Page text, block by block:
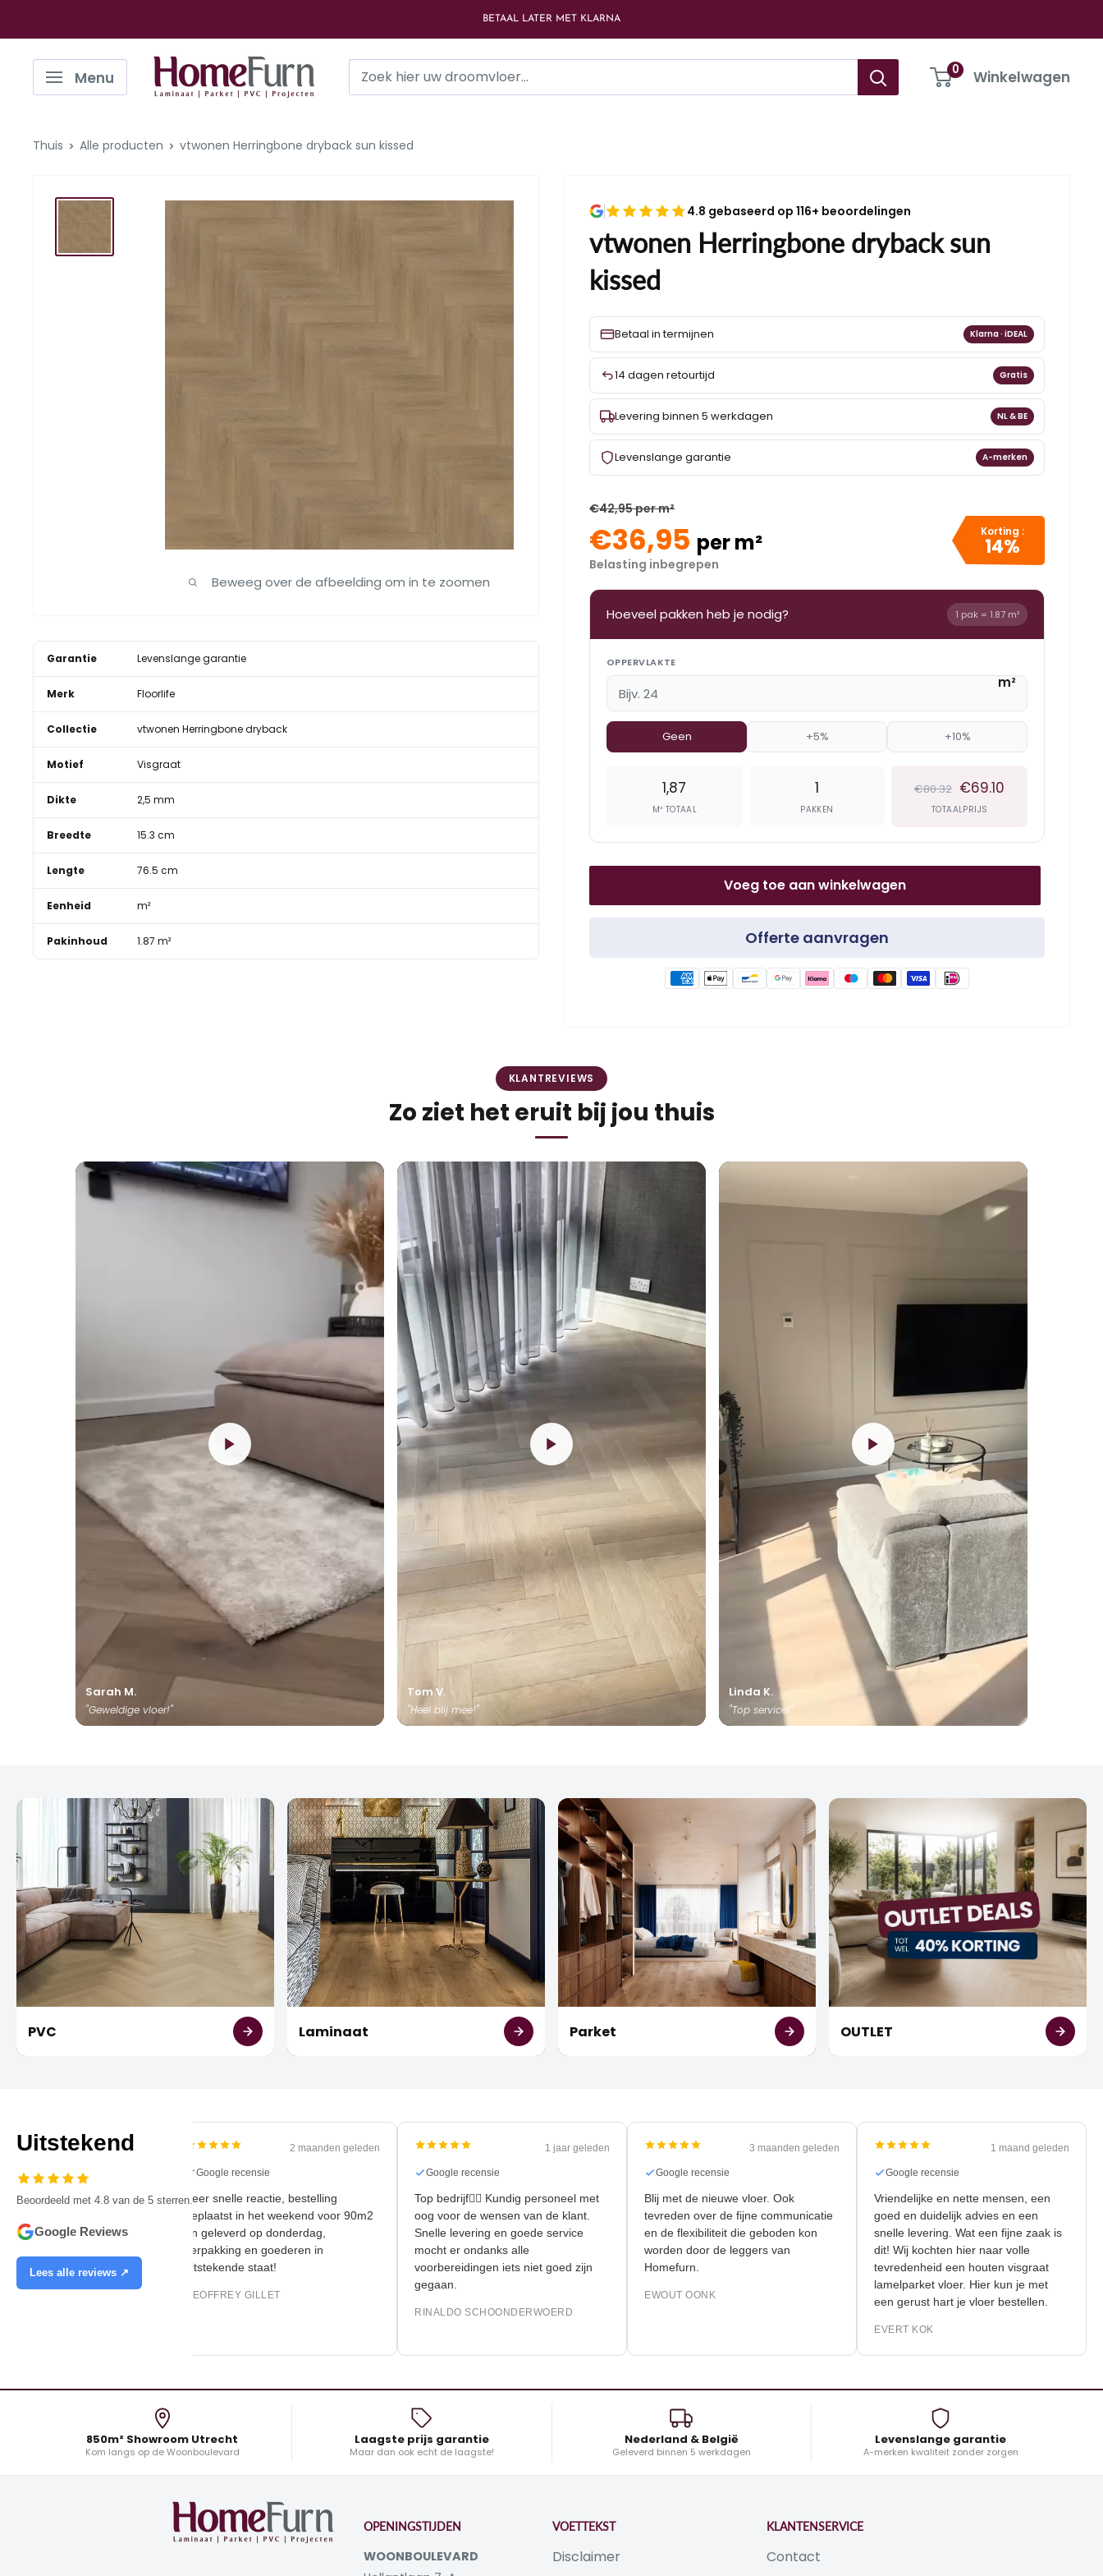
naar
LAAGSTE PRIJS GARANTIE
Menu
Homefurn 0 Winkelwagen
Thuis Alle producten vtwonen Herringbone dryback sun kissed
Beweeg over de afbeelding om in te zoomen
Garantie Levenslange garantie
Merk Floorlife
Collectie vtwonen Herringbone dryback
Motief Visgraat
Dikte 2,5 mm
Breedte 15.3 cm
Lengte 76.5 cm
Eenheid m²
Pakinhoud 1.87 m²
4.8 gebaseerd op 116+ beoordelingen
vtwonen Herringbone dryback sun
kissed
Betaal in termijnen Klarna · iDEAL
14 dagen retourtijd Gratis
Levering binnen 5 werkdagen NL & BE
Levenslange garantie A-merken
€42,95 per m²
€36,95 per m²
Belasting inbegrepen
Korting :
14%
Hoeveel pakken heb je nodig? 1 pak = 1.87 m²
OPPERVLAKTE
m²
Geen +5% +10%
1,87
M² TOTAAL
1
PAKKEN
€80.32 €69.10
TOTAALPRIJS
Voeg toe aan winkelwagen
Offerte aanvragen
KLANTREVIEWS
Zo ziet het eruit bij jou thuis
Sarah M.
"Geweldige vloer!"
Tom V.
"Heel blij mee!"
Linda K.
"Top service!"
PVC Laminaat Parket OUTLET
Uitstekend
Beoordeeld met 4.8 van de 5 sterren.
Google Reviews
Lees alle reviews ↗
2 maanden geleden
Google recensie
Zeer snelle reactie, bestelling
geplaatst in het weekend voor 90m2
en geleverd op donderdag,
verpakking en goederen in
uitstekende staat!
GEOFFREY GILLET
1 jaar geleden
Google recensie
Top bedrijf👍🏻 Kundig personeel met
oog voor de wensen van de klant.
Snelle levering en goede service
mocht er ondanks alle
voorbereidingen iets niet goed zijn
gegaan.
RINALDO SCHOONDERWOERD
3 maanden geleden
Google recensie
Blij met de nieuwe vloer. Ook
tevreden over de fijne communicatie
en de flexibiliteit die geboden kon
worden door de leggers van
Homefurn.
EWOUT OONK
1 maand geleden
Google recensie
Vriendelijke en nette mensen, een
goed en duidelijk advies en een
snelle levering. Wat een fijne zaak is
dit! Wij kochten hier naar volle
tevredenheid een houten visgraat
lamelparket vloer. Hier kun je met
een gerust hart je vloer bestellen.
EVERT KOK
850m² Showroom Utrecht
Kom langs op de Woonboulevard
Laagste prijs garantie
Maar dan ook echt de laagste!
Nederland & België
Geleverd binnen 5 werkdagen
Levenslange garantie
A-merken kwaliteit zonder zorgen
OPENINGSTIJDEN
WOONBOULEVARD
VOETTEKST
Disclaimer
KLANTENSERVICE
Contact